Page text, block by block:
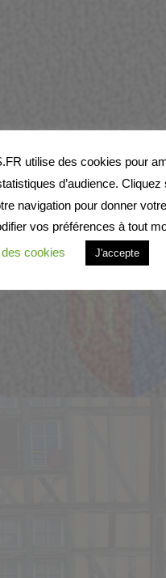
utilise des cookies pour
d’audience. Cliquez
navigation pour donner votre
vos préférences à tout
cookies J'accepte